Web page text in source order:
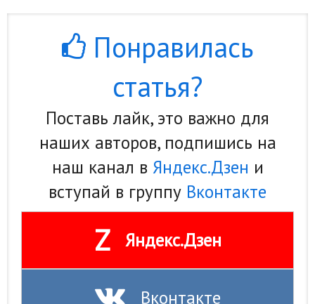
Понравилась
статья?
Поставь лайк, это важно для
наших авторов, подпишись на
наш канал в Яндекс.Дзен и
вступай в группу Вконтакте
Z Яндекс.Дзен
Вконтакте